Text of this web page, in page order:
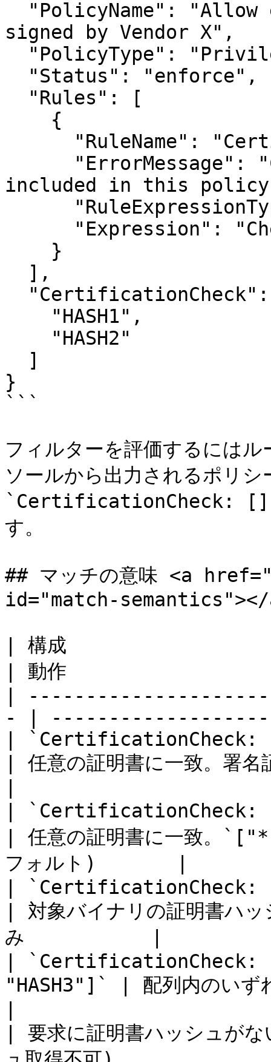
signed by Vendor X",
included in this
}
```
フィルターを評価するには
ソールから出力されるポリ
`CertificationCheck: []`
す。
## マッチの意味 <a
id="match-semantics"></
| 構成
| 動作
|
- |
|
| 任意の証明書に一致。署
| `CertificationCheck:
| 任意の証明書に一致。
フォルト)       |
| `CertificationCheck:
| 対象バイナリの証明書ハ
み           |
| `CertificationCheck:
"HASH3"]` | 配列内のいず
| 要求に証明書ハッシュが